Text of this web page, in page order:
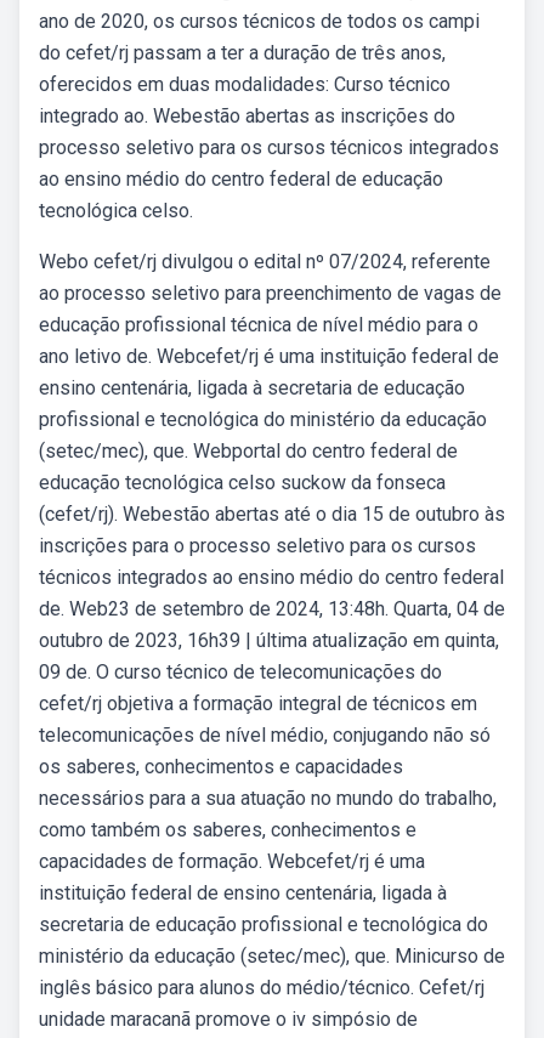
ano de 2020, os cursos técnicos de todos os campi
do cefet/rj passam a ter a duração de três anos,
oferecidos em duas modalidades: Curso técnico
integrado ao. Webestão abertas as inscrições do
processo seletivo para os cursos técnicos integrados
ao ensino médio do centro federal de educação
tecnológica celso.
Webo cefet/rj divulgou o edital nº 07/2024, referente
ao processo seletivo para preenchimento de vagas de
educação profissional técnica de nível médio para o
ano letivo de. Webcefet/rj é uma instituição federal de
ensino centenária, ligada à secretaria de educação
profissional e tecnológica do ministério da educação
(setec/mec), que. Webportal do centro federal de
educação tecnológica celso suckow da fonseca
(cefet/rj). Webestão abertas até o dia 15 de outubro às
inscrições para o processo seletivo para os cursos
técnicos integrados ao ensino médio do centro federal
de. Web23 de setembro de 2024, 13:48h. Quarta, 04 de
outubro de 2023, 16h39 | última atualização em quinta,
09 de. O curso técnico de telecomunicações do
cefet/rj objetiva a formação integral de técnicos em
telecomunicações de nível médio, conjugando não só
os saberes, conhecimentos e capacidades
necessários para a sua atuação no mundo do trabalho,
como também os saberes, conhecimentos e
capacidades de formação. Webcefet/rj é uma
instituição federal de ensino centenária, ligada à
secretaria de educação profissional e tecnológica do
ministério da educação (setec/mec), que. Minicurso de
inglês básico para alunos do médio/técnico. Cefet/rj
unidade maracanã promove o iv simpósio de